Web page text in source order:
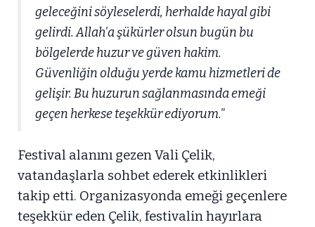
geleceğini söyleselerdi, herhalde hayal gibi
gelirdi. Allah'a şükürler olsun bugün bu
bölgelerde huzur ve güven hakim.
Güvenliğin olduğu yerde kamu hizmetleri de
gelişir. Bu huzurun sağlanmasında emeği
geçen herkese teşekkür ediyorum."
Festival alanını gezen Vali Çelik,
vatandaşlarla sohbet ederek etkinlikleri
takip etti. Organizasyonda emeği geçenlere
teşekkür eden Çelik, festivalin hayırlara